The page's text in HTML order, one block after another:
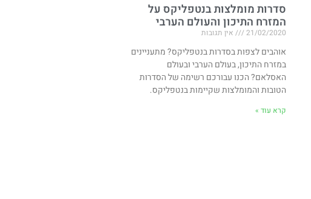
סדרות מומלצות בנטפליקס על
המזרח התיכון והעולם הערבי
21/02/2020 אין תגובות
אוהבים לצפות בסדרות בנטפליקס? מתעניינים
במזרח התיכון, בעולם הערבי ובעולם
האסלאם? הכנו עבורכם רשימה של הסדרות
הטובות והמומלצות שקיימות בנטפליקס.
קרא עוד »